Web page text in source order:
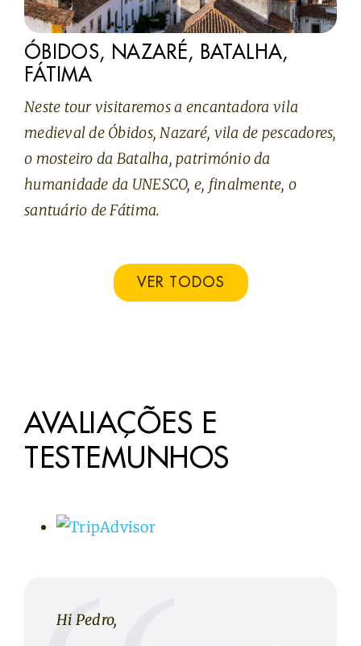
ÓBIDOS, NAZARÉ, BATALHA,
FÁTIMA
Neste tour visitaremos a encantadora vila
medieval de Óbidos, Nazaré, vila de pescadores,
o mosteiro da Batalha, património da
humanidade da UNESCO, e, finalmente, o
santuário de Fátima.
VER TODOS
AVALIAÇÕES E
TESTEMUNHOS
Hi Pedro,